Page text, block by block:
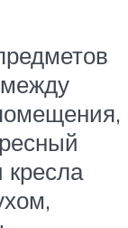
кресла